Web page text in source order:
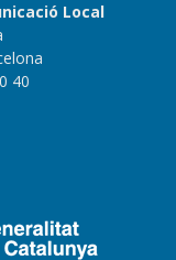
Local
40